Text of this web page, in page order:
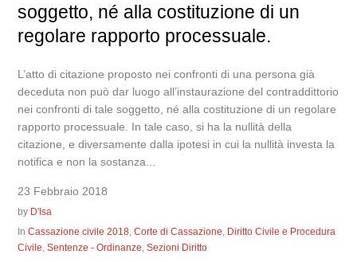
soggetto, né alla costituzione di un
regolare rapporto processuale.
L’atto di citazione proposto nei confronti di una persona già
deceduta non può dar luogo all’instaurazione del contraddittorio
nei confronti di tale soggetto, né alla costituzione di un regolare
rapporto processuale. In tale caso, si ha la nullità della
citazione, e diversamente dalla ipotesi in cui la nullità investa la
notifica e non la sostanza...
23 Febbraio 2018
by D'Isa
InCassazione civile 2018,Corte di Cassazione, Diritto Civile e Procedura
Civile,Sentenze - Ordinanze,Sezioni Diritto